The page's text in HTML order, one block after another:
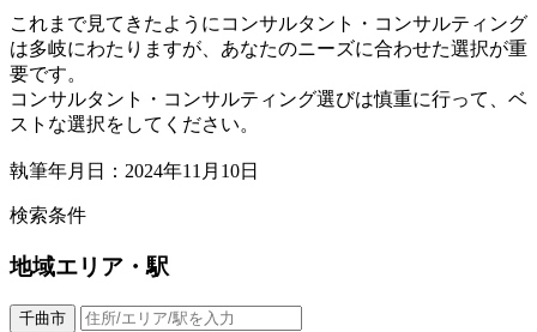
これまで見てきたようにコンサルタント・コンサルティング
は多岐にわたりますが、あなたのニーズに合わせた選択が重
要です。
コンサルタント・コンサルティング選びは慎重に行って、ベ
ストな選択をしてください。
執筆年月日：2024年11月10日
検索条件
地域エリア・駅
千曲市